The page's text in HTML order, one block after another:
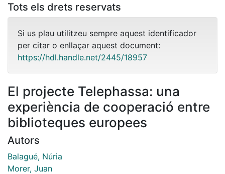
Tots els drets reservats
Si us plau utilitzeu sempre aquest identificador
per citar o enllaçar aquest document:
https://hdl.handle.net/2445/18957
El projecte Telephassa: una
experiència de cooperació entre
biblioteques europees
Autors
Balagué, Núria
Morer, Juan